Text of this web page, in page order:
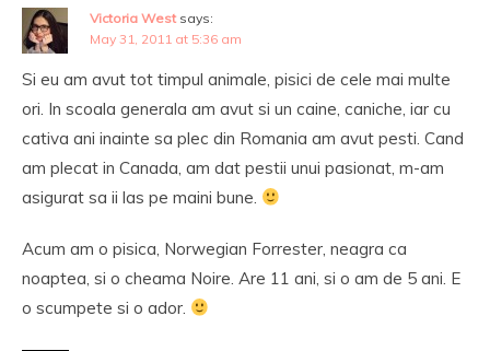
Victoria West says:
May 31, 2011 at 5:36 am
Si eu am avut tot timpul animale, pisici de cele mai multe
ori. In scoala generala am avut si un caine, caniche, iar cu
cativa ani inainte sa plec din Romania am avut pesti. Cand
am plecat in Canada, am dat pestii unui pasionat, m-am
asigurat sa ii las pe maini bune.
Acum am o pisica, Norwegian Forrester, neagra ca
noaptea, si o cheama Noire. Are 11 ani, si o am de 5 ani. E
o scumpete si o ador.